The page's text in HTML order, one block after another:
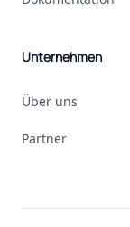
Unternehmen
Über uns
Partner